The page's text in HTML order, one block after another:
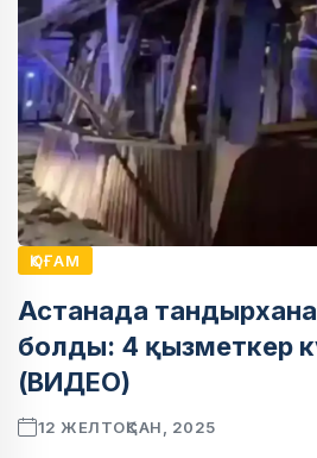
ҚОҒАМ
Астанада
болды: 4 қызметкер
(ВИДЕО)
12 ЖЕЛТОҚСАН, 2025